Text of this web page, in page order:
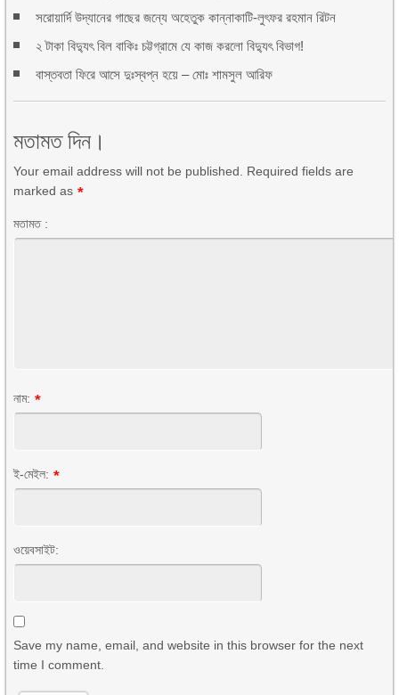
সরোয়ার্দি উদ্যানের গাছের জন্যে অহেতুক কান্নাকাটি-লুৎফর রহমান রিটন
২ টাকা বিদ্যুৎ বিল বাকিঃ চট্টগ্রামে যে কাজ করলো বিদ্যুৎ বিভাগ!
বাস্তবতা ফিরে আসে দুঃস্বপ্ন হয়ে – মোঃ শামসুল আরিফ
মতামত দিন।
Your email address will not be published. Required fields are
marked as *
মতামত :
নাম: *
ই-মেইল: *
ওয়েবসাইট:
Save my name, email, and website in this browser for the next
time I comment.